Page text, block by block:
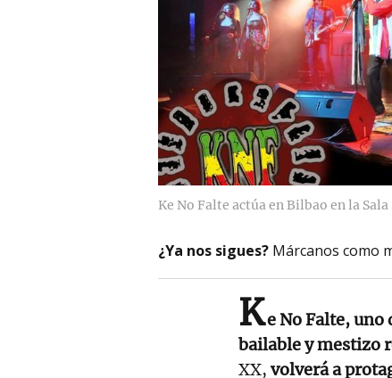
Ke No Falte actúa en Bilbao en la Sala
¿Ya nos sigues? Márcanos como
Ke No Falte, uno
bailable y mestizo
XX, volverá a